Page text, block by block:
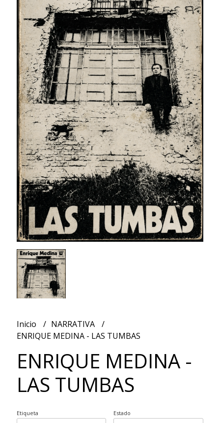
Inicio
NARRATIVA
ENRIQUE MEDINA - LAS TUMBAS
ENRIQUE MEDINA -
LAS TUMBAS
Etiqueta Estado